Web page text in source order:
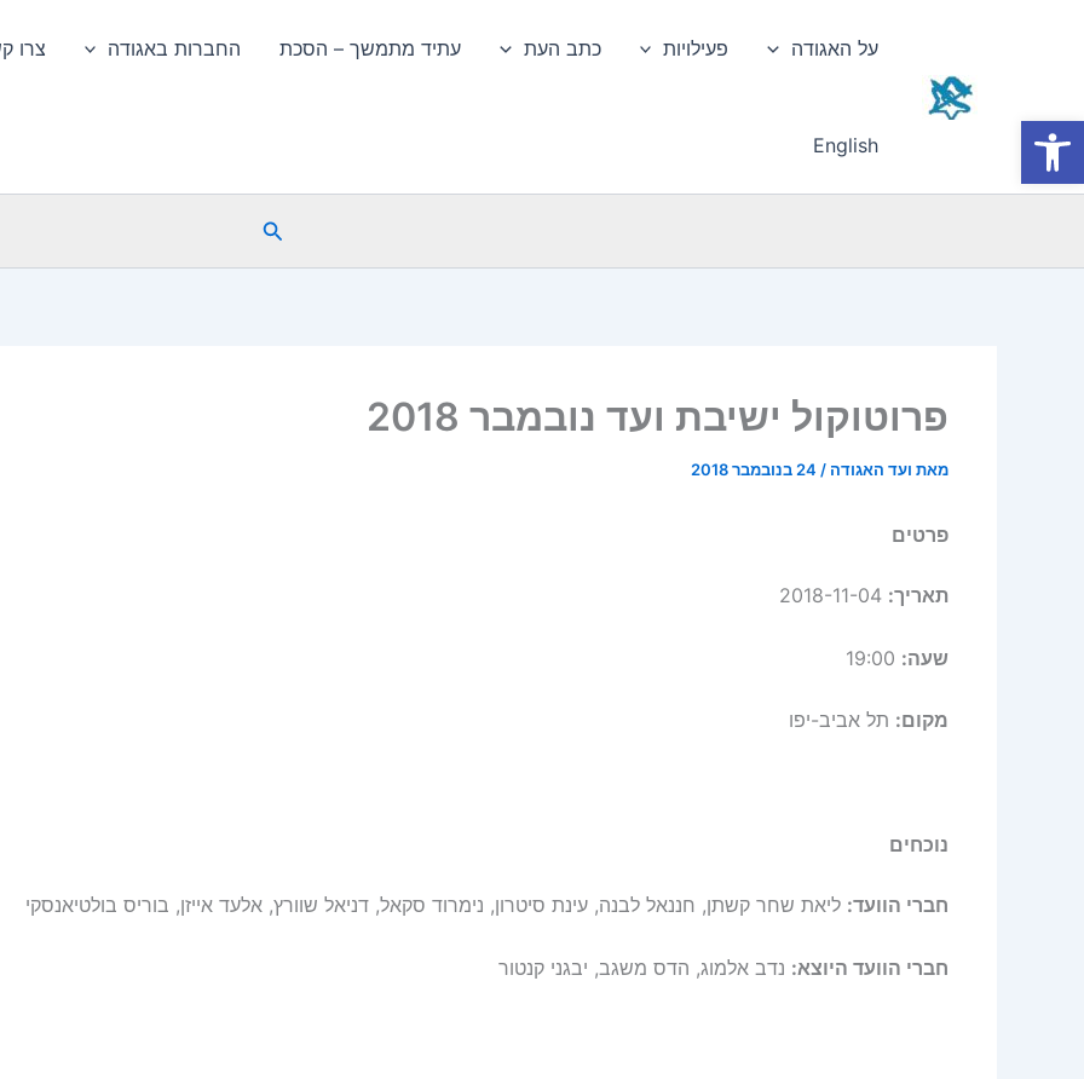
על האגודה פעילויות כתב העת עתיד מתמשך – הסכת החברות באגודה צרו
English
חיפוש
פרוטוקול ישיבת ועד נובמבר 2018
מאת ועד האגודה / 24 בנובמבר 2018
פרטים
תאריך:
שעה:
מקום: תל אביב-יפו
נוכחים
חברי הוועד: ליאת שחר קשתן, חננאל לבנה, עינת סיטרון, נימרוד סקאל, דניאל שוורץ, אלעד אייזן, בוריס בולטיאנסקי
חברי הוועד היוצא: נדב אלמוג, הדס משגב, יבגני קנטור
פתח סרגל נגישות